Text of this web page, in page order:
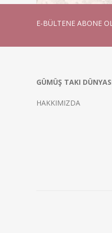
E-BÜLTENE ABONE
GÜMÜŞ TAKI
HAKKIMIZDA